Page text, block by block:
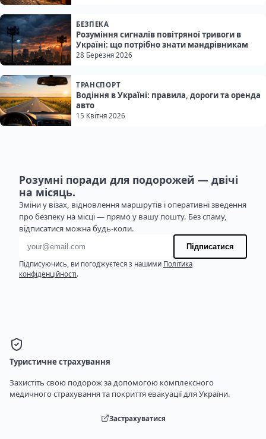
БЕЗПЕКА
Розуміння сигналів повітряної тривоги в
Україні: що потрібно знати мандрівникам
28 Березня 2026
ТРАНСПОРТ
Водіння в Україні: правила, дороги та оренда
авто
15 Квітня 2026
Розумні поради для подорожей — двічі
на місяць.
Зміни у візах, відновлення маршрутів і оперативні зведення
про безпеку на місці — прямо у вашу пошту. Без спаму,
відписатися можна будь-коли.
Адреса електронної пошти
Підписатися
Підписуючись, ви погоджуєтеся з нашими Політика
конфіденційності.
Туристичне страхування
Захистіть свою подорож за допомогою комплексного
медичного страхування та покриття евакуації для України.
Застрахуватися